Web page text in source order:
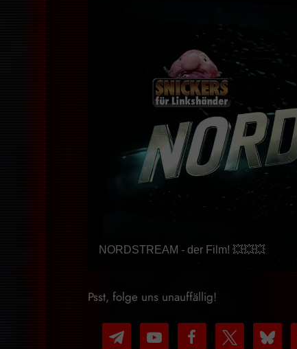
NORDSTREAM - der Film! 💥💥💥
Psst, folge uns unauffällig!
telegram
youtube-
facebook bluesky